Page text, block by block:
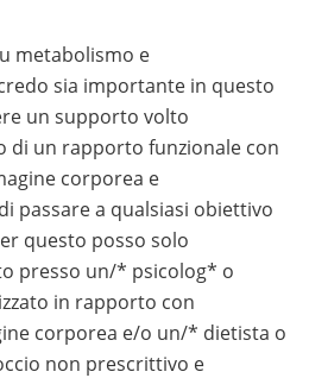
metabolismo e
sia importante in questo
un supporto volto
un rapporto funzionale con
corporea e
passare a qualsiasi obiettivo
questo posso solo
presso un/* psicolog* o
in rapporto con
corporea e/o un/* dietista o
non prescrittivo e